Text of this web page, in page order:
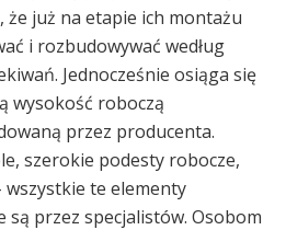
że już na etapie ich montażu
i rozbudowywać według
Jednocześnie osiąga się
wysokość roboczą
przez producenta.
szerokie podesty robocze,
te elementy
przez specjalistów. Osobom